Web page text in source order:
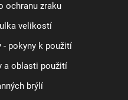
ochranu zraku
velikostí
- pokyny k použití
a oblasti použití
brýlí